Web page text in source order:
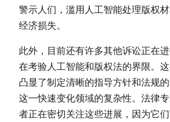
警示人们，滥用人工智能处理版权
经济损失。
此外，目前还有许多其他诉讼正在
在考验人工智能和版权法的界限。
凸显了制定清晰的指导方针和法规
这一快速变化领域的复杂性。法律
者正在密切关注这些进展，因为它